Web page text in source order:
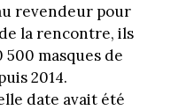
revendeur pour
la rencontre, ils
masques de
2014.
date avait été